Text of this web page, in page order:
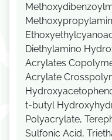
Diethylamino
Acrylates
Acrylate
t-butyl
Polyacrylate,
Sulfonic Acid,